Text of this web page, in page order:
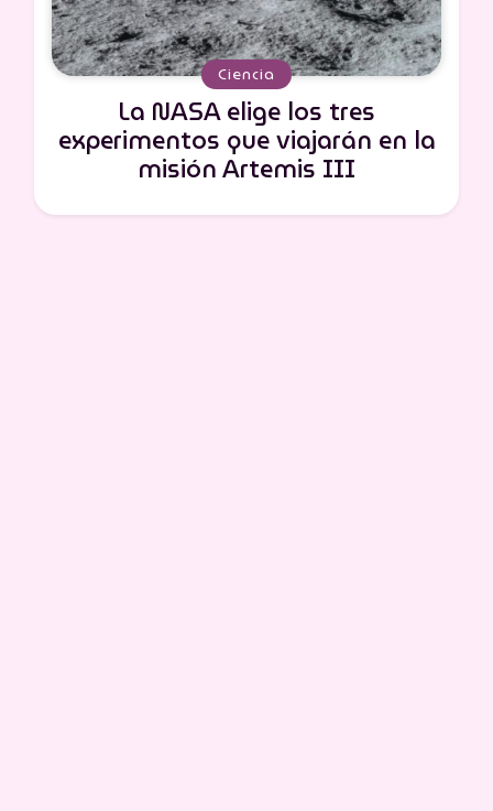
Ciencia
La NASA elige los tres
experimentos que viajarán en la
misión Artemis III